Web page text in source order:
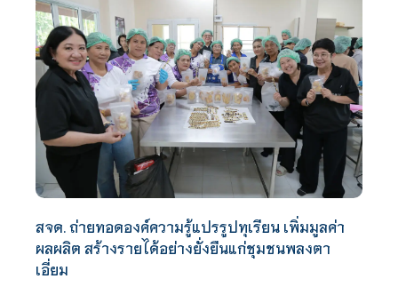
สจด. ถ่ายทอดองค์ความรู้แปรรูปทุเรียน เพิ่มมูลค่า
ผลผลิต สร้างรายได้อย่างยั่งยืนแก่ชุมชนพลงตา
เอี่ยม